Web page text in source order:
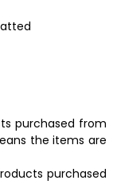
purchased from
the items are
purchased